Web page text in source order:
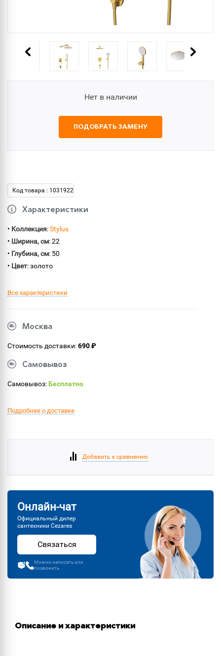
Нет в наличии
ПОДОБРАТЬ ЗАМЕНУ
Код товара : 1031922
Характеристики
• Коллекция:Stylus
• Ширина, см: 22
• Глубина, см: 50
• Цвет: золото
Все характеристики
Москва
Стоимость доставки:690 ₽
Самовывоз
Самовывоз:Бесплатно
Подробнее о доставке
Добавить к сравнению
Онлайн-чат
Официальный дилер
сантехники Cezares
Связаться
Можно написать или
позвонить
Описание и характеристики